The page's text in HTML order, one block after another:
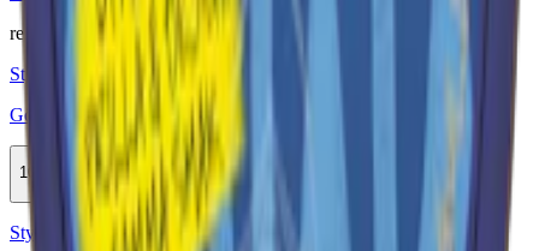
relaterade produkter
Styrka Normal · Large
Göteborgs Rapé White Portion
10-pack
329,90 kr
Köp
Styrka Normal · Large